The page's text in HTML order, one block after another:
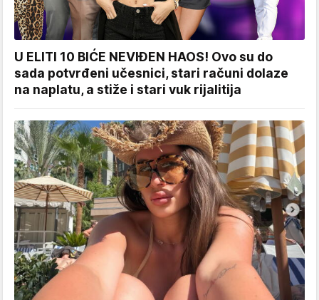
U ELITI 10 BIĆE NEVIĐEN HAOS! Ovo su do
sada potvrđeni učesnici, stari računi dolaze
na naplatu, a stiže i stari vuk rijalitija